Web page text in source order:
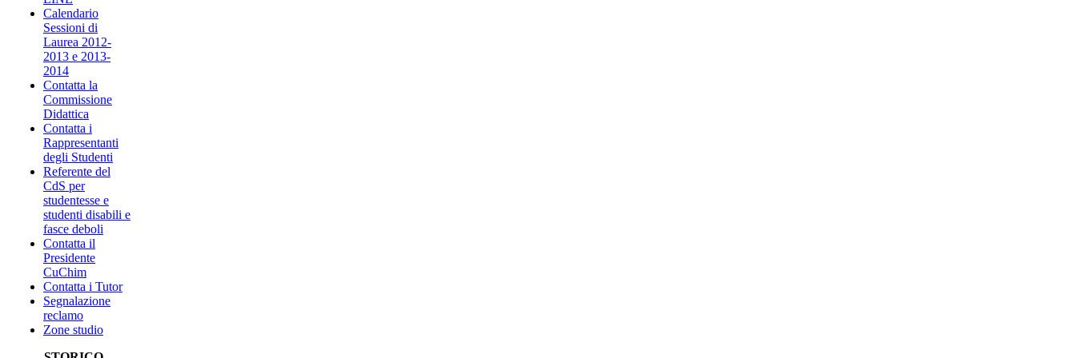
Calendario
Sessioni di
Laurea 2012-
2013 e 2013-
2014
Contatta la
Commissione
Didattica
Contatta i
Rappresentanti
degli Studenti
Referente del
CdS per
studentesse e
studenti disabili e
fasce deboli
Contatta il
Presidente
CuChim
Contatta i Tutor
Segnalazione
reclamo
Zone studio